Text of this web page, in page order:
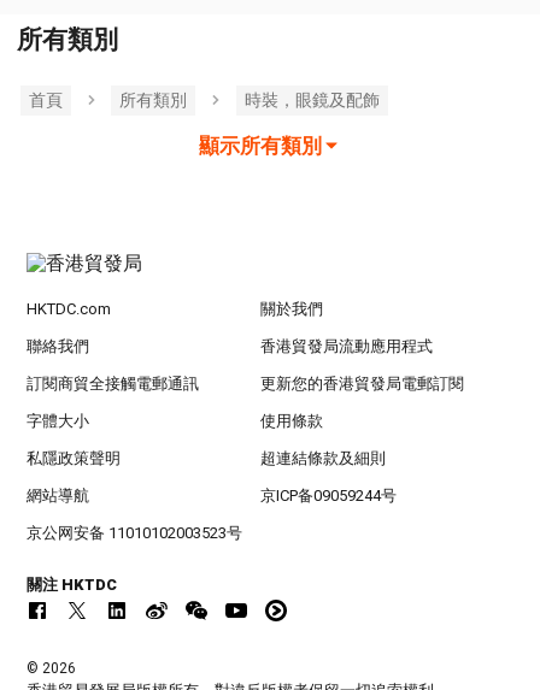
所有類別
首頁 所有類別 時裝，眼鏡及配飾
顯示所有類別
HKTDC.com 關於我們
聯絡我們 香港貿發局流動應用程式
訂閱商貿全接觸電郵通訊 更新您的香港貿發局電郵訂閱
字體大小 使用條款
私隱政策聲明 超連結條款及細則
網站導航 京ICP备09059244号
京公网安备 11010102003523号
關注 HKTDC
© 2026